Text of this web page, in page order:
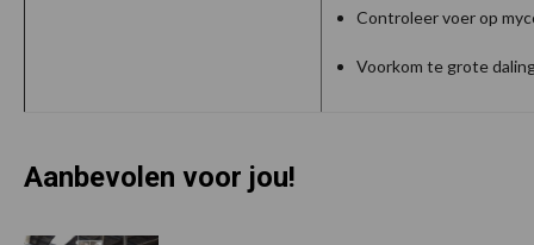
Controleer voer op
Voorkom te grote
Aanbevolen voor jou!